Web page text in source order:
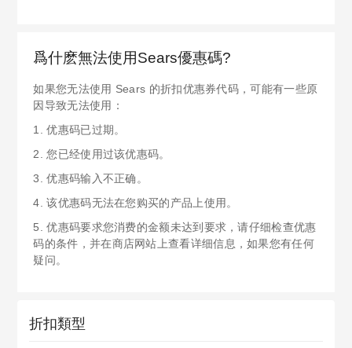
爲什麽無法使用Sears優惠碼?
如果您无法使用 Sears 的折扣优惠券代码，可能有一些原
因导致无法使用：
1. 优惠码已过期。
2. 您已经使用过该优惠码。
3. 优惠码输入不正确。
4. 该优惠码无法在您购买的产品上使用。
5. 优惠码要求您消费的金额未达到要求，请仔细检查优惠
码的条件，并在商店网站上查看详细信息，如果您有任何
疑问。
折扣類型